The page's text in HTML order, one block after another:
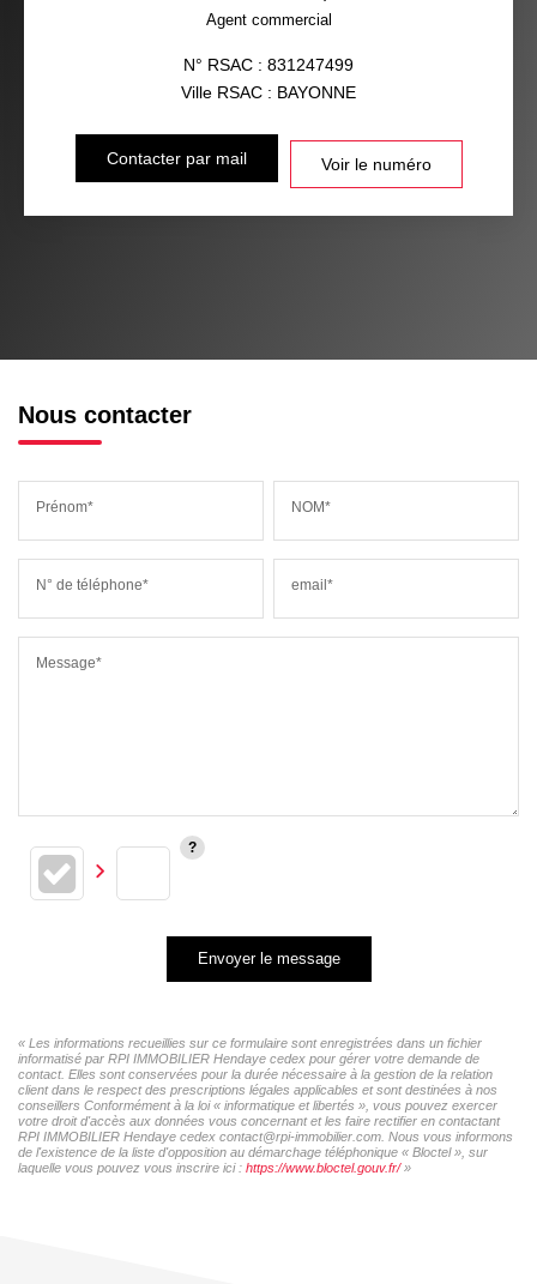
Agent commercial
N° RSAC : 831247499
Ville RSAC : BAYONNE
Contacter par mail Voir le numéro
Nous contacter
Prénom* NOM*
N° de téléphone* email*
Message*
Envoyer le message
« Les informations recueillies sur ce formulaire sont enregistrées dans un fichier
informatisé par RPI IMMOBILIER Hendaye cedex pour gérer votre demande de
contact. Elles sont conservées pour la durée nécessaire à la gestion de la relation
client dans le respect des prescriptions légales applicables et sont destinées à nos
conseillers Conformément à la loi « informatique et libertés », vous pouvez exercer
votre droit d'accès aux données vous concernant et les faire rectifier en contactant
RPI IMMOBILIER Hendaye cedex contact@rpi-immobilier.com. Nous vous informons
de l'existence de la liste d'opposition au démarchage téléphonique « Bloctel », sur
laquelle vous pouvez vous inscrire ici : https://www.bloctel.gouv.fr/»